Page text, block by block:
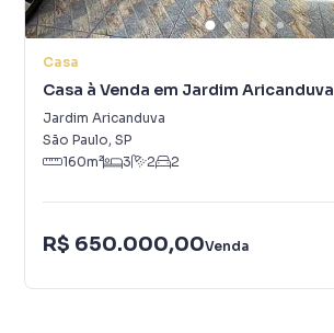
Casa
Casa à Venda em Jardim Aricanduva
Jardim Aricanduva
São Paulo, SP
160m² 3 2 2
R$ 650.000,00Venda